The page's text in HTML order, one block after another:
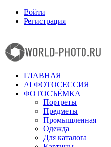
Войти
Регистрация
ГЛАВНАЯ
AI ФОТОСЕССИЯ
ФОТОСЪЁМКА
Портреты
Предметы
Промышленная
Одежда
Для каталога